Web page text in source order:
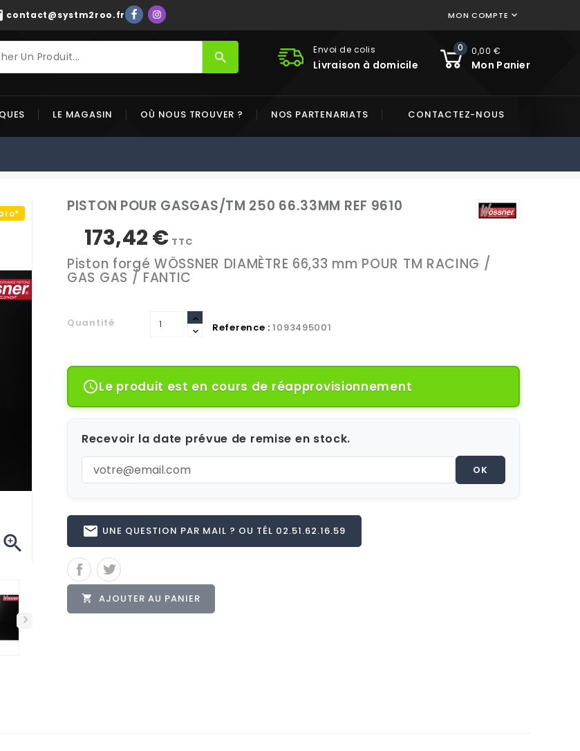
contact@systm2roo.fr MON COMPTE 
0 0,00 €
Mon Panier
Envoi de colis
Livraison à domicile
search
LE MAGASIN OÙ NOUS TROUVER ? NOS PARTENARIATS CONTACTEZ-NOUS

PISTON POUR GASGAS/TM 250 66.33MM REF 9610
173,42 € TTC
Piston forgé WÖSSNER DIAMÈTRE 66,33 mm POUR TM RACING /
GAS GAS / FANTIC
Quantité Reference : 1093495001
Le produit est en cours de réapprovisionnement
Recevoir la date prévue de remise en stock.
OK
email UNE QUESTION PAR MAIL ? OU TÉL 02.51.62.16.59
 AJOUTER AU PANIER